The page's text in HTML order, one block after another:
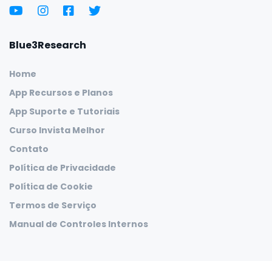
Blue3Research
Home
App Recursos e Planos
App Suporte e Tutoriais
Curso Invista Melhor
Contato
Política de Privacidade
Política de Cookie
Termos de Serviço
Manual de Controles Internos